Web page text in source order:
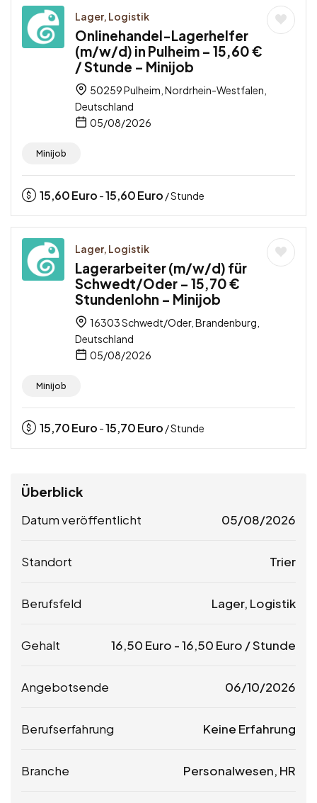
Lager, Logistik
Onlinehandel-Lagerhelfer
(m/w/d) in Pulheim – 15,60 €
/ Stunde – Minijob
50259 Pulheim, Nordrhein-Westfalen,
Deutschland
05/08/2026
Minijob
15,60Euro -15,60Euro / Stunde
Lager, Logistik
Lagerarbeiter (m/w/d) für
Schwedt/Oder – 15,70 €
Stundenlohn – Minijob
16303 Schwedt/Oder, Brandenburg,
Deutschland
05/08/2026
Minijob
15,70Euro -15,70Euro / Stunde
Überblick
Datum veröffentlicht 05/08/2026
Standort Trier
Berufsfeld Lager, Logistik
Gehalt 16,50 Euro -16,50 Euro / Stunde
Angebotsende 06/10/2026
Berufserfahrung Keine Erfahrung
Branche Personalwesen, HR